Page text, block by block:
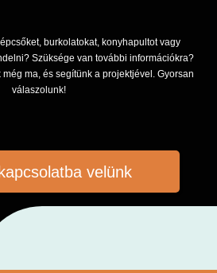
burkolatokat, konyhapultot vagy
Szüksége van további információkra?
ma, és segítünk a projektjével. Gyorsan
válaszolunk!
velünk